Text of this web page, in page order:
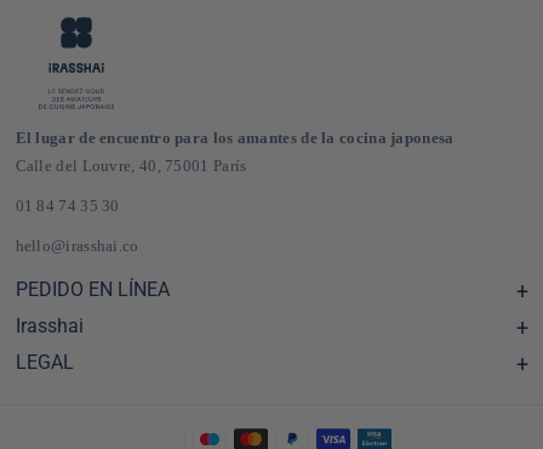
El lugar de encuentro para los amantes de la cocina japonesa
Calle del Louvre, 40, 75001 París
01 84 74 35 30
hello@irasshai.co
PEDIDO EN LÍNEA
Centro de ayuda y preguntas frecuentes
Envíos y gastos de envío en Francia y Europa
Irasshai
Horario de la sede de la calle del Louvre, 40, París
LEGAL